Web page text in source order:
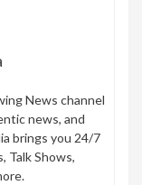
News channel
news, and
brings you 24/7
Talk Shows,